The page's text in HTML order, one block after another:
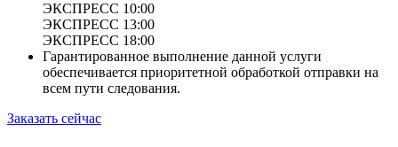
ЭКСПРЕСС 10:00
ЭКСПРЕСС 13:00
ЭКСПРЕСС 18:00
Гарантированное выполнение данной услуги
обеспечивается приоритетной обработкой отправки на
всем пути следования.
Заказать сейчас